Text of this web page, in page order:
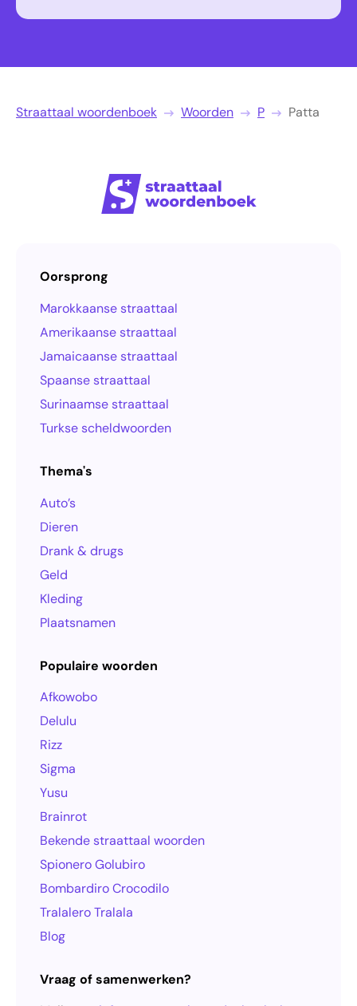
Straattaal woordenboek Woorden P Patta
Oorsprong
Marokkaanse straattaal
Amerikaanse straattaal
Jamaicaanse straattaal
Spaanse straattaal
Surinaamse straattaal
Turkse scheldwoorden
Thema's
Auto’s
Dieren
Drank & drugs
Geld
Kleding
Plaatsnamen
Populaire woorden
Afkowobo
Delulu
Rizz
Sigma
Yusu
Brainrot
Bekende straattaal woorden
Spionero Golubiro
Bombardiro Crocodilo
Tralalero Tralala
Blog
Vraag of samenwerken?